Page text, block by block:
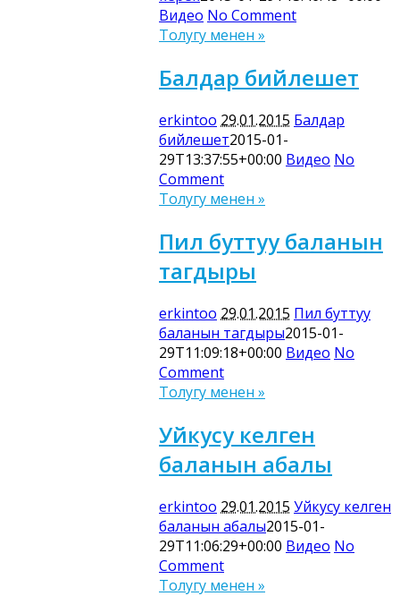
Видео No Comment
Толугу менен »
Балдар бийлешет
erkintoo 29.01.2015 Балдар
бийлешет2015-01-
29T13:37:55+00:00 Видео No
Comment
Толугу менен »
Пил буттуу баланын
тагдыры
erkintoo 29.01.2015 Пил буттуу
баланын тагдыры2015-01-
29T11:09:18+00:00 Видео No
Comment
Толугу менен »
Уйкусу келген
баланын абалы
erkintoo 29.01.2015 Уйкусу келген
баланын абалы2015-01-
29T11:06:29+00:00 Видео No
Comment
Толугу менен »